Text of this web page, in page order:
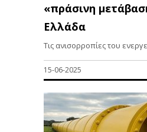
«πράσινη
Ελλάδα
Τις ανισορροπίες του
15-06-2025